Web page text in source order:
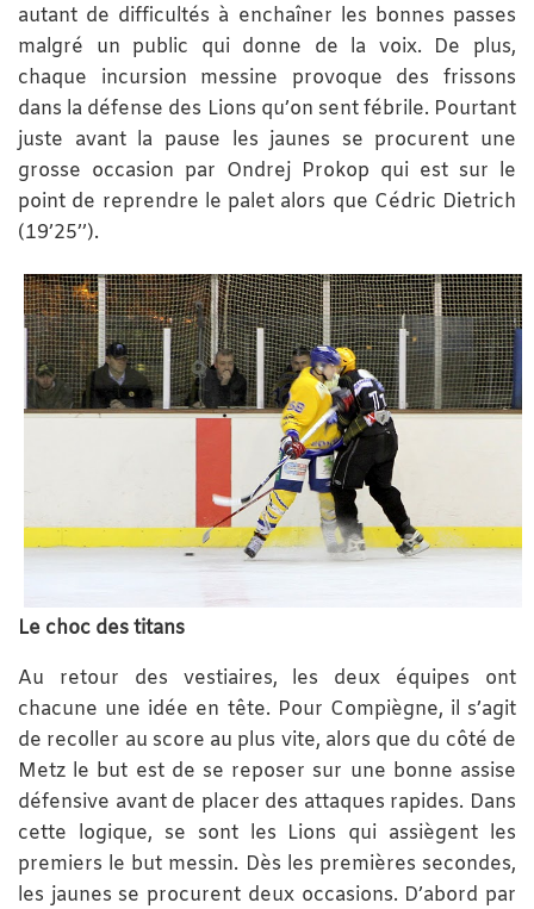
autant de difficultés à enchaîner les bonnes passes
malgré un public qui donne de la voix. De plus,
chaque incursion messine provoque des frissons
dans la défense des Lions qu’on sent fébrile. Pourtant
juste avant la pause les jaunes se procurent une
grosse occasion par Ondrej Prokop qui est sur le
point de reprendre le palet alors que Cédric Dietrich
(19’25’’).
Le choc des titans
Au retour des vestiaires, les deux équipes ont
chacune une idée en tête. Pour Compiègne, il s’agit
de recoller au score au plus vite, alors que du côté de
Metz le but est de se reposer sur une bonne assise
défensive avant de placer des attaques rapides. Dans
cette logique, se sont les Lions qui assiègent les
premiers le but messin. Dès les premières secondes,
les jaunes se procurent deux occasions. D’abord par